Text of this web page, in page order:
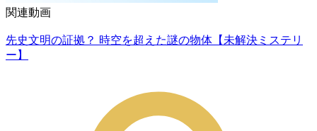
関連動画
先史文明の証拠？ 時空を超えた謎の物体【未解決ミステリ
ー】